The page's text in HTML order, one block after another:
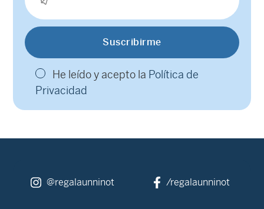
He leído y acepto la Política de
Privacidad
@regalaunninot /regalaunninot